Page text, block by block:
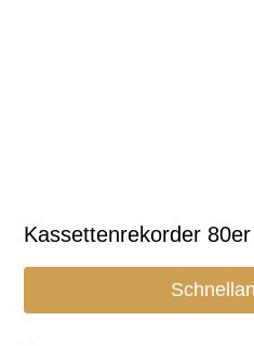
Kassettenrekorder